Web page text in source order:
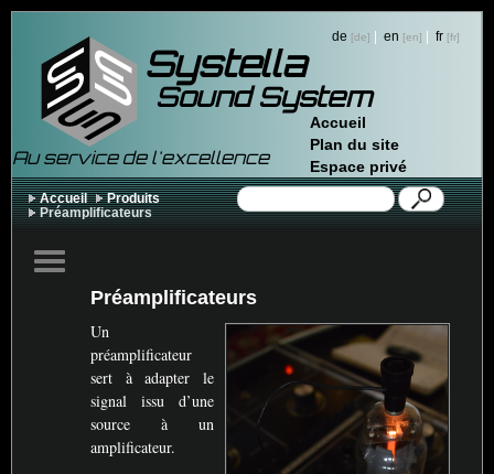
Systella
Au service de l'excellence
Sound System
de | en | fr
Accueil
Plan du site
Espace privé
Accueil
Produits
Préamplificateurs
Préamplificateurs
Un
préamplificateur
sert à adapter le
signal issu d’une
source à un
amplificateur.